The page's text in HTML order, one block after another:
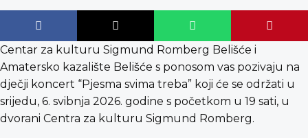
Centar za kulturu Sigmund Romberg Belišće i
Amatersko kazalište Belišće s ponosom vas pozivaju na
dječji koncert “Pjesma svima treba” koji će se održati u
srijedu, 6. svibnja 2026. godine s početkom u 19 sati, u
dvorani Centra za kulturu Sigmund Romberg.